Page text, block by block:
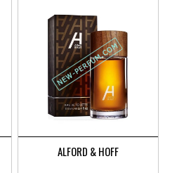
ALFORD & HOFF